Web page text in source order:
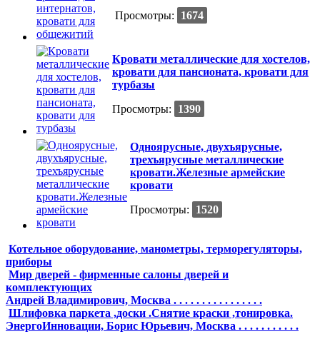
Просмотры:
1674
Кровати металлические для хостелов,
кровати для пансионата, кровати для
турбазы
Просмотры:
1390
Одноярусные, двухъярусные,
трехъярусные металлические
кровати.Железные армейские
кровати
Просмотры:
1520
Котельное оборудование, манометры, терморегуляторы,
приборы
Мир дверей - фирменные салоны дверей и
комплектующих
Андрей Владимирович, Москва . . . . . . . . . . . . . . . .
Шлифовка паркета ,доски .Снятие краски ,тонировка.
ЭнергоИнновации, Борис Юрьевич, Москва . . . . . . . . . . .